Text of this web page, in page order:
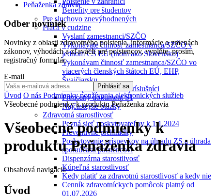
Benefity pre študentov
Pre sluchovo znevýhodnených
Práca v cudzine
Vyslaní zamestnanci/SZČO
Vykonávate činnosť zamestnanca/SZČO v
jednom ČŠ EÚ (inom ako Slovensko)
Vykonávam činnosť zamestnanca/SZČO vo
viacerých členských štátoch EÚ, EHP,
Švajčiarsku
Nezaopatrení rodinní príslušníci
Prenosný dokument S1
Najčastejšie otázky
Zdravotná starostlivosť
Pevná sieť poskytovateľov k 1.1.2024
Preventívne prehliadky
Poskytovanie príspevkov na úhradu ZS a úhrada
spoluúčasti poistencovi
Dispenzárna starostlivosť
Kúpeľná starostlivosť
Kedy platiť za zdravotnú starostlivosť a kedy nie
Cenník zdravotníckych pomôcok platný od
01.07.2026
Peňaženka zdravia
Odber noviniek
Novinky z oblasti zdravotného poistenia, informácie o zmenách
zákonov, výhodách a zľavách pre poistencov, vyplňte, prosím,
registračný formulár.
E-mail
Prihlásiť sa
Úvod O nás Podmienky používania elektronických služieb
Všeobecné podmienky k produktu Peňaženka zdravia
Všeobecné podmienky k
produktu Peňaženka zdravia
Obsahová navigácia
Úvod